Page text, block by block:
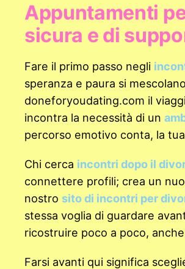
Appuntamenti
sicura e di
Fare il primo passo negli
speranza e paura si
doneforyoudating.com il
incontra la necessità di un
percorso emotivo conta, la
Chi cerca incontri dopo il
connettere profili; crea un
nostro sito di incontri per
stessa voglia di guardare
ricostruire poco a poco,
Farsi avanti qui significa